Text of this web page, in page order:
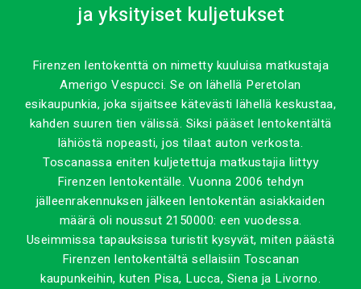
ja yksityiset kuljetukset
Firenzen lentokenttä on nimetty kuuluisa matkustaja
Amerigo Vespucci. Se on lähellä Peretolan
esikaupunkia, joka sijaitsee kätevästi lähellä keskustaa,
kahden suuren tien välissä. Siksi pääset lentokentältä
lähiöstä nopeasti, jos tilaat auton verkosta.
Toscanassa eniten kuljetettuja matkustajia liittyy
Firenzen lentokentälle. Vuonna 2006 tehdyn
jälleenrakennuksen jälkeen lentokentän asiakkaiden
määrä oli noussut 2150000: een vuodessa.
Useimmissa tapauksissa turistit kysyvät, miten päästä
Firenzen lentokentältä sellaisiin Toscanan
kaupunkeihin, kuten Pisa, Lucca, Siena ja Livorno.